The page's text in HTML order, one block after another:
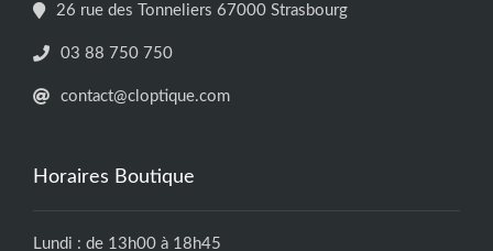
26 rue des Tonneliers 67000 Strasbourg
03 88 750 750
contact@cloptique.com
Horaires Boutique
Lundi : de 13h00 à 18h45